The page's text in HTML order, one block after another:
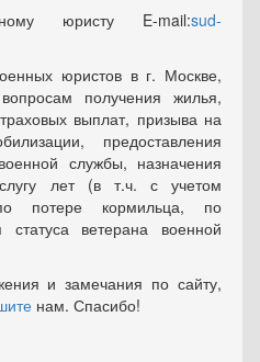
юристу E-mail:sud-
юристов в г. Москве,
получения жилья,
выплат, призыва на
предоставления
службы, назначения
лет (в т.ч. с учетом
потере кормильца, по
статуса ветерана военной
и замечания по сайту,
нам. Спасибо!